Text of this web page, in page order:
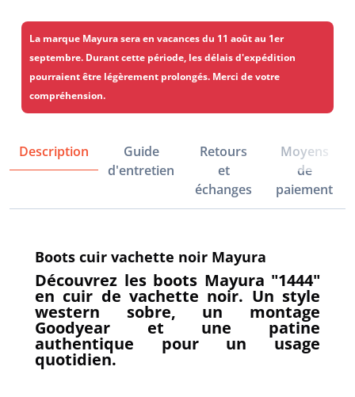
La marque Mayura sera en vacances du 11 août au 1er
septembre. Durant cette période, les délais d'expédition
pourraient être légèrement prolongés. Merci de votre
compréhension.
Description
Guide
d'entretien
Retours
et
échanges
Moyens
de
paiement
Boots cuir vachette noir Mayura
Découvrez les boots Mayura "1444"
en cuir de vachette noir. Un style
western sobre, un montage
Goodyear et une patine
authentique pour un usage
quotidien.